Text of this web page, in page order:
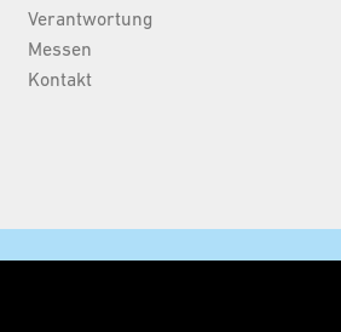
Verantwortung
Messen
Kontakt